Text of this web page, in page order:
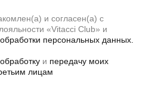
и согласен(а) с
«Vitacci Club» и
персональных данных.
и передачу моих
лицам